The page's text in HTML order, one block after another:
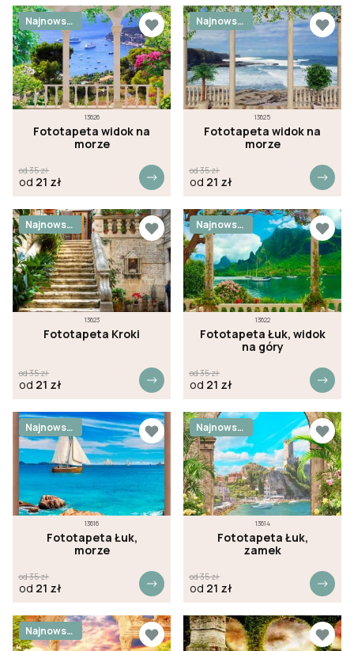
13626
Fototapeta widok na
morze
Najnowsz
e
od35zł
od 21 zł
13625
Fototapeta widok na
morze
Najnowsz
e
od35zł
od 21 zł
13623
Fototapeta Kroki
Najnowsz
e
od35zł
od 21 zł
13622
Fototapeta Łuk, widok
na góry
Najnowsz
e
od35zł
od 21 zł
13616
Fototapeta Łuk,
morze
Najnowsz
e
od35zł
od 21 zł
13614
Fototapeta Łuk,
zamek
Najnowsz
e
od35zł
od 21 zł
Najnowsz
e